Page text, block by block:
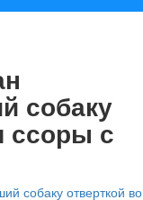
собаку
ссоры с